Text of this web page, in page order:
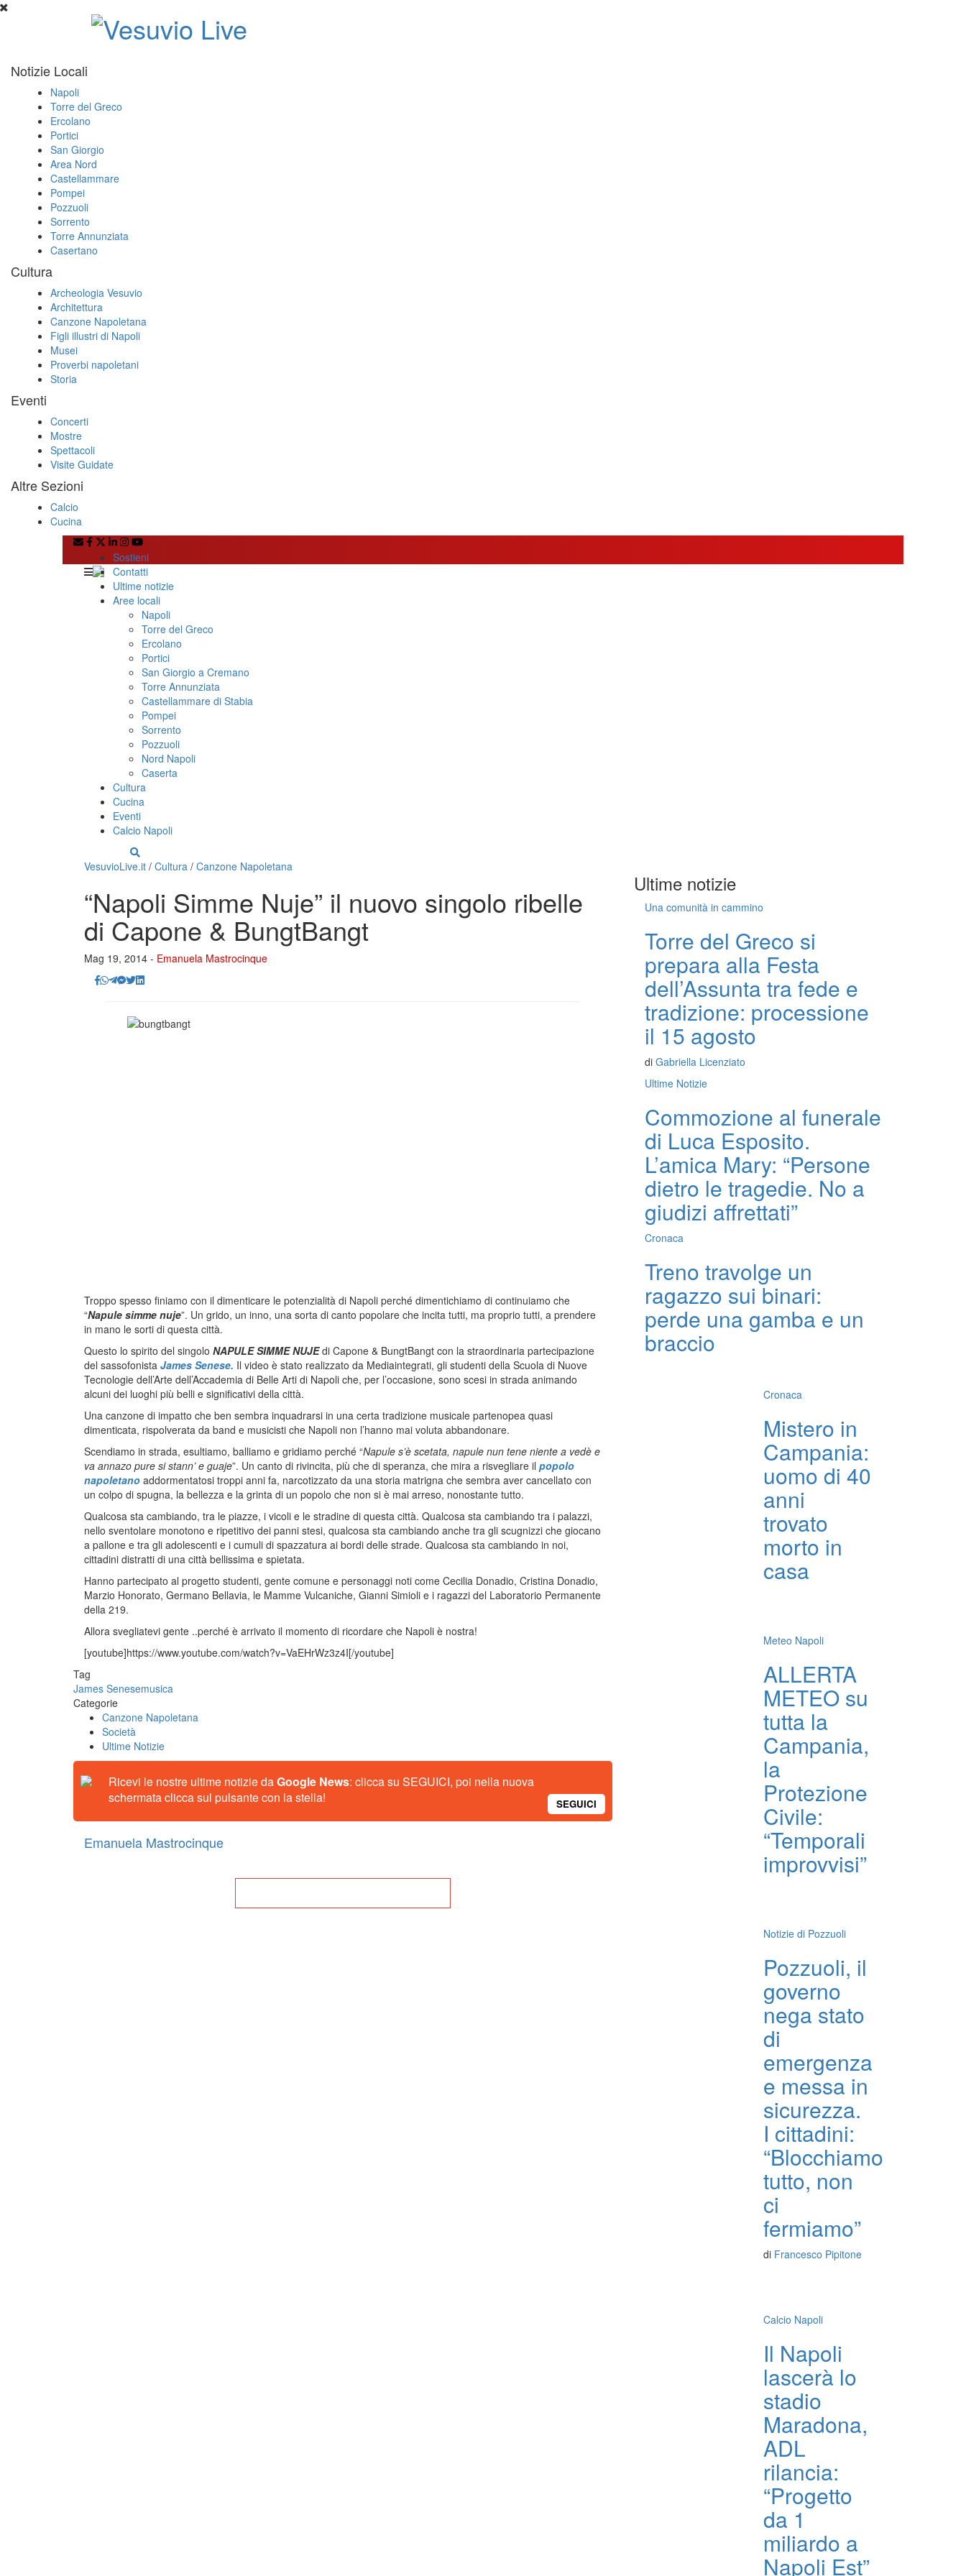
Notizie Locali
Napoli
Torre del Greco
Ercolano
Portici
San Giorgio
Area Nord
Castellammare
Pompei
Pozzuoli
Sorrento
Torre Annunziata
Casertano
Cultura
Archeologia Vesuvio
Architettura
Canzone Napoletana
Figli illustri di Napoli
Musei
Proverbi napoletani
Storia
Eventi
Concerti
Mostre
Spettacoli
Visite Guidate
Altre Sezioni
Calcio
Cucina
Sostieni
Contatti
Ultime notizie
Aree locali
Napoli
Torre del Greco
Ercolano
Portici
San Giorgio a Cremano
Torre Annunziata
Castellammare di Stabia
Pompei
Sorrento
Pozzuoli
Nord Napoli
Caserta
Cultura
Cucina
Eventi
Calcio Napoli
VesuvioLive.it / Cultura / Canzone Napoletana
“Napoli Simme Nuje” il nuovo singolo ribelle
di Capone & BungtBangt
Mag 19, 2014 - Emanuela Mastrocinque
Troppo spesso finiamo con il dimenticare le potenzialità di Napoli perché dimentichiamo di continuiamo che
“Napule simme nuje”. Un grido, un inno, una sorta di canto popolare che incita tutti, ma proprio tutti, a prendere
in mano le sorti di questa città.
Questo lo spirito del singolo NAPULE SIMME NUJEdi Capone & BungtBangt con la straordinaria partecipazione
del sassofonista James Senese. Il video è stato realizzato da Mediaintegrati, gli studenti della Scuola di Nuove
Tecnologie dell’Arte dell’Accademia di Belle Arti di Napoli che, per l’occasione, sono scesi in strada animando
alcuni dei luoghi più belli e significativi della città.
Una canzone di impatto che ben sembra inquadrarsi in una certa tradizione musicale partenopea quasi
dimenticata, rispolverata da band e musicisti che Napoli non l’hanno mai voluta abbandonare.
Scendiamo in strada, esultiamo, balliamo e gridiamo perché “Napule s’è scetata, napule nun tene niente a vedè e
va annazo pure si stann’ e guaje”. Un canto di rivincita, più che di speranza, che mira a risvegliare il popolo
napoletano addormentatosi troppi anni fa, narcotizzato da una storia matrigna che sembra aver cancellato con
un colpo di spugna, la bellezza e la grinta di un popolo che non si è mai arreso, nonostante tutto.
Qualcosa sta cambiando, tra le piazze, i vicoli e le stradine di questa città. Qualcosa sta cambiando tra i palazzi,
nello sventolare monotono e ripetitivo dei panni stesi, qualcosa sta cambiando anche tra gli scugnizzi che giocano
a pallone e tra gli adolescenti e i cumuli di spazzatura ai bordi delle strade. Qualcosa sta cambiando in noi,
cittadini distratti di una città bellissima e spietata.
Hanno partecipato al progetto studenti, gente comune e personaggi noti come Cecilia Donadio, Cristina Donadio,
Marzio Honorato, Germano Bellavia, le Mamme Vulcaniche, Gianni Simioli e i ragazzi del Laboratorio Permanente
della 219.
Allora svegliatevi gente ..perché è arrivato il momento di ricordare che Napoli è nostra!
[youtube]https://www.youtube.com/watch?v=VaEHrWz3z4I[/youtube]
Tag
James Senesemusica
Categorie
Canzone Napoletana
Società
Ultime Notizie
Ricevi le nostre ultime notizie daGoogle News: clicca su SEGUICI, poi nella nuova
schermata clicca sul pulsante con la stella!
SEGUICI
Emanuela Mastrocinque
Ultime notizie
Una comunità in cammino
Torre del Greco si
prepara alla Festa
dell’Assunta tra fede e
tradizione: processione
il 15 agosto
di Gabriella Licenziato
Ultime Notizie
Commozione al funerale
di Luca Esposito.
L’amica Mary: “Persone
dietro le tragedie. No a
giudizi affrettati”
Cronaca
Treno travolge un
ragazzo sui binari:
perde una gamba e un
braccio
Cronaca
Mistero in
Campania:
uomo di 40
anni
trovato
morto in
casa
Meteo Napoli
ALLERTA
METEO su
tutta la
Campania,
la
Protezione
Civile:
“Temporali
improvvisi”
Notizie di Pozzuoli
Pozzuoli, il
governo
nega stato
di
emergenza
e messa in
sicurezza.
I cittadini:
“Blocchiamo
tutto, non
ci
fermiamo”
di Francesco Pipitone
Calcio Napoli
Il Napoli
lascerà lo
stadio
Maradona,
ADL
rilancia:
“Progetto
da 1
miliardo a
Napoli Est”